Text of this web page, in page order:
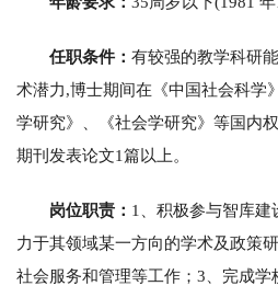
任职条件： 有较强的教学科研
术潜力,博士期间在《中国社会科学
学研究》、《社会学研究》等国内
期刊发表论文1篇以上。
岗位职责： 1、积极参与智库
力于其领域某一方向的学术及政策
社会服务和管理等工作；3、完成